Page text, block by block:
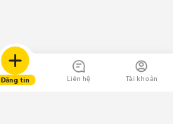
Đăng tin Liên hệ Tài khoản